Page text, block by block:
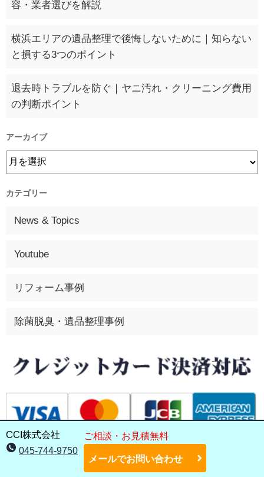
容・業者選びを解説
横浜エリアの遺品整理で後悔しないために｜知らない
と損する3つのポイント
退去時トラブルを防ぐ｜ヤニ汚れ・クリーニング費用
の判断ポイント
アーカイブ
カテゴリー
News & Topics
Youtube
リフォーム事例
除菌脱臭・遺品整理事例
CCI株式会社
045-744-9750
ご相談・お見積無料
メールでお問い合わせ